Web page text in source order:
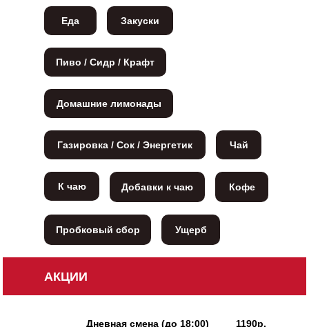
Ущерб
Пробковый сбор
Кофе
Добавки к чаю
К чаю
Чай
Газировка / Сок / Энергетик
Домашние лимонады
Пиво / Сидр / Крафт
Закуски
Еда
АКЦИИ
Дневная смена (до 18:00) 1190р.